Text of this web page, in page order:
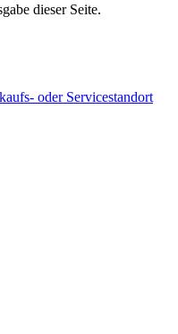
dieser Seite.
oder Servicestandort